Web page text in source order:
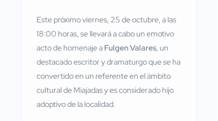
Este próximo viernes, 25 de octubre, a las
18:00 horas, se llevará a cabo un emotivo
acto de homenaje aFulgen Valares, un
destacado escritor y dramaturgo que se ha
convertido en un referente en el ámbito
cultural de Miajadas y es considerado hijo
adoptivo de la localidad.